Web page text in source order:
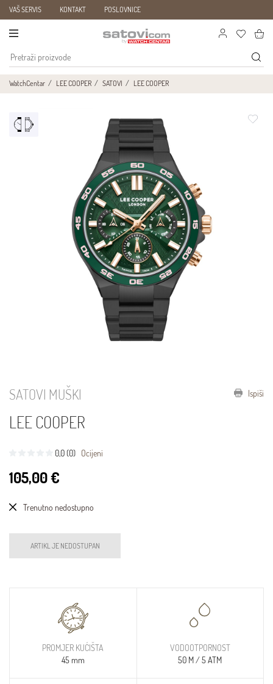
VAŠ SERVIS KONTAKT POSLOVNICE
WatchCentar LEE COOPER SATOVI LEE COOPER
Ispiši
SATOVI MUŠKI
LEE COOPER
0,0 (0) Ocijeni
105,00 €
Trenutno nedostupno
ARTIKL JE NEDOSTUPAN
PROMJER KUĆIŠTA
45 mm
VODOOTPORNOST
50 M / 5 ATM